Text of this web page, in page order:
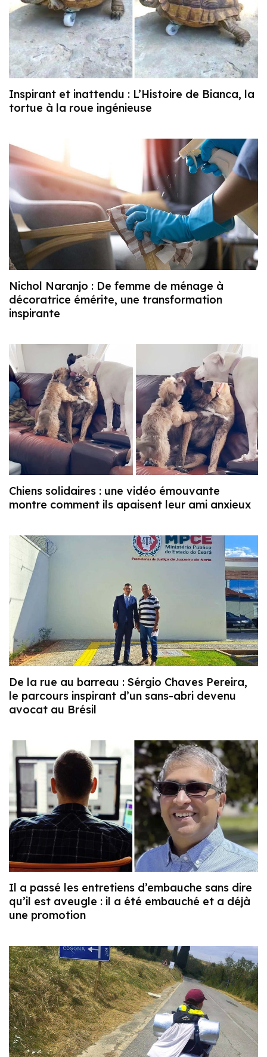
Inspirant et inattendu : L’Histoire de Bianca, la
tortue à la roue ingénieuse
Nichol Naranjo : De femme de ménage à
décoratrice émérite, une transformation
inspirante
Chiens solidaires : une vidéo émouvante
montre comment ils apaisent leur ami anxieux
De la rue au barreau : Sérgio Chaves Pereira,
le parcours inspirant d’un sans-abri devenu
avocat au Brésil
Il a passé les entretiens d’embauche sans dire
qu’il est aveugle : il a été embauché et a déjà
une promotion